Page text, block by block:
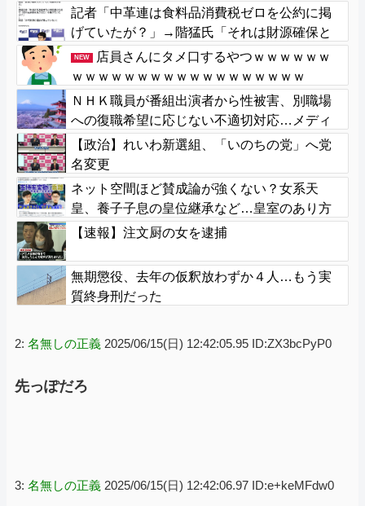
わw」
記者「中革連は食料品消費税ゼロを公約に掲
げていたが？」→階猛氏「それは財源確保と
いう条件付き」
NEW
店員さんにタメ口するやつｗｗｗｗｗｗ
ｗｗｗｗｗｗｗｗｗｗｗｗｗｗｗｗｗｗ
ＮＨＫ職員が番組出演者から性被害、別職場
への復職希望に応じない不適切対応…メディ
ア総局長が陳謝
【政治】れいわ新選組、「いのちの党」へ党
名変更
ネット空間ほど賛成論が強くない？女系天
皇、養子子息の皇位継承など…皇室のあり方
に関する意識調査で見えた意外な結果とは
【速報】注文厨の女を逮捕
無期懲役、去年の仮釈放わずか４人…もう実
質終身刑だった
2: 名無しの正義 2025/06/15(日) 12:42:05.95 ID:ZX3bcPyP0
先っぽだろ
3: 名無しの正義 2025/06/15(日) 12:42:06.97 ID:e+keMFdw0